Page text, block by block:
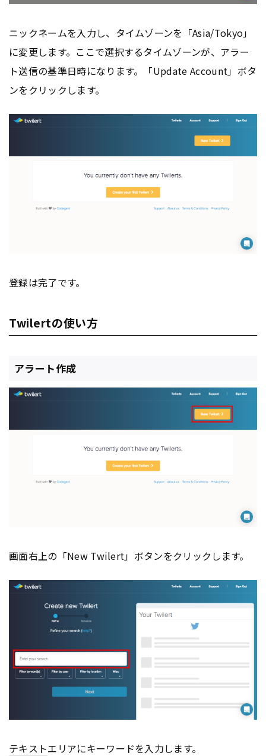
ニックネームを入力し、タイムゾーンを「Asia/Tokyo」
に変更します。ここで選択するタイムゾーンが、アラー
ト送信の基準日時になります。「Update Account」ボタ
ンをクリックします。
登録は完了です。
Twilertの使い方
アラート作成
画面右上の「New Twilert」ボタンをクリックします。
テキストエリアにキーワードを入力します。